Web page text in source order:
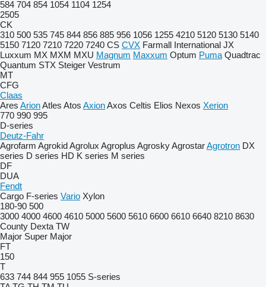
584 704 854 1054 1104 1254
2505
CK
310 500 535 745 844 856 885 956 1056 1255 4210 5120 5130 5140
5150 7120 7210 7220 7240 CS CVX Farmall International JX
Luxxum MX MXM MXU Magnum Maxxum Optum Puma Quadtrac
Quantum STX Steiger Vestrum
MT
CFG
Claas
Ares ArionAtles Atos AxionAxos Celtis Elios Nexos Xerion
770 990 995
D-series
Deutz-Fahr
Agrofarm AgrokidAgrolux Agroplus AgroskyAgrostarAgrotron DX
series D series HD K series M series
DF
DUA
Fendt
Cargo F-series Vario Xylon
180-90 500
3000 4000 4600 4610 5000 5600 5610 6600 6610 6640 8210 8630
County Dexta TW
Major Super Major
FT
150
T
633 744 844 955 1055 S-series